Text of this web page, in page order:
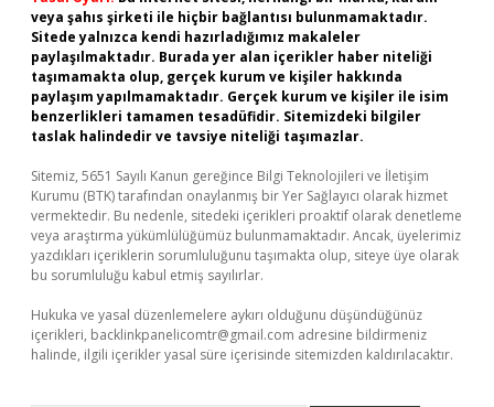
veya şahıs şirketi ile hiçbir bağlantısı bulunmamaktadır.
Sitede yalnızca kendi hazırladığımız makaleler
paylaşılmaktadır. Burada yer alan içerikler haber niteliği
taşımamakta olup, gerçek kurum ve kişiler hakkında
paylaşım yapılmamaktadır. Gerçek kurum ve kişiler ile isim
benzerlikleri tamamen tesadüfidir. Sitemizdeki bilgiler
taslak halindedir ve tavsiye niteliği taşımazlar.
Sitemiz, 5651 Sayılı Kanun gereğince Bilgi Teknolojileri ve İletişim
Kurumu (BTK) tarafından onaylanmış bir Yer Sağlayıcı olarak hizmet
vermektedir. Bu nedenle, sitedeki içerikleri proaktif olarak denetleme
veya araştırma yükümlülüğümüz bulunmamaktadır. Ancak, üyelerimiz
yazdıkları içeriklerin sorumluluğunu taşımakta olup, siteye üye olarak
bu sorumluluğu kabul etmiş sayılırlar.
Hukuka ve yasal düzenlemelere aykırı olduğunu düşündüğünüz
içerikleri, backlinkpanelicomtr@gmail.com adresine bildirmeniz
halinde, ilgili içerikler yasal süre içerisinde sitemizden kaldırılacaktır.